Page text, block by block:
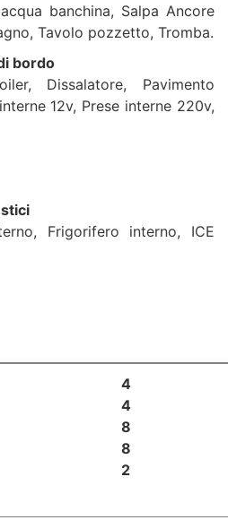
banchina, Salpa Ancore
Tavolo pozzetto, Tromba.
bordo
Dissalatore, Pavimento
12v, Prese interne 220v,
Frigorifero interno, ICE
4
4
8
8
2